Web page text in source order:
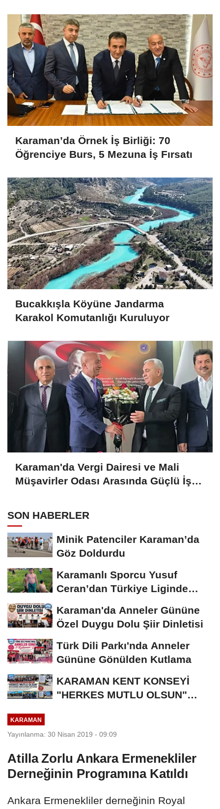
Karaman’da Örnek İş Birliği: 70
Öğrenciye Burs, 5 Mezuna İş Fırsatı
Bucakkışla Köyüne Jandarma
Karakol Komutanlığı Kuruluyor
Karaman'da Vergi Dairesi ve Mali
Müşavirler Odası Arasında Güçlü İş
SON HABERLER
Minik Patenciler Karaman’da
Göz Doldurdu
Karamanlı Sporcu Yusuf
Ceran’dan Türkiye Liginde
Karaman'da Anneler Gününe
Özel Duygu Dolu Şiir Dinletisi
Türk Dili Parkı'nda Anneler
Gününe Gönülden Kutlama
KARAMAN KENT KONSEYİ
"HERKES MUTLU OLSUN"
KARAMAN
Yayınlanma: 30 Nisan 2019 - 09:09
Atilla Zorlu Ankara Ermenekliler
Derneğinin Programına Katıldı
Ankara Ermenekliler derneğinin Royal